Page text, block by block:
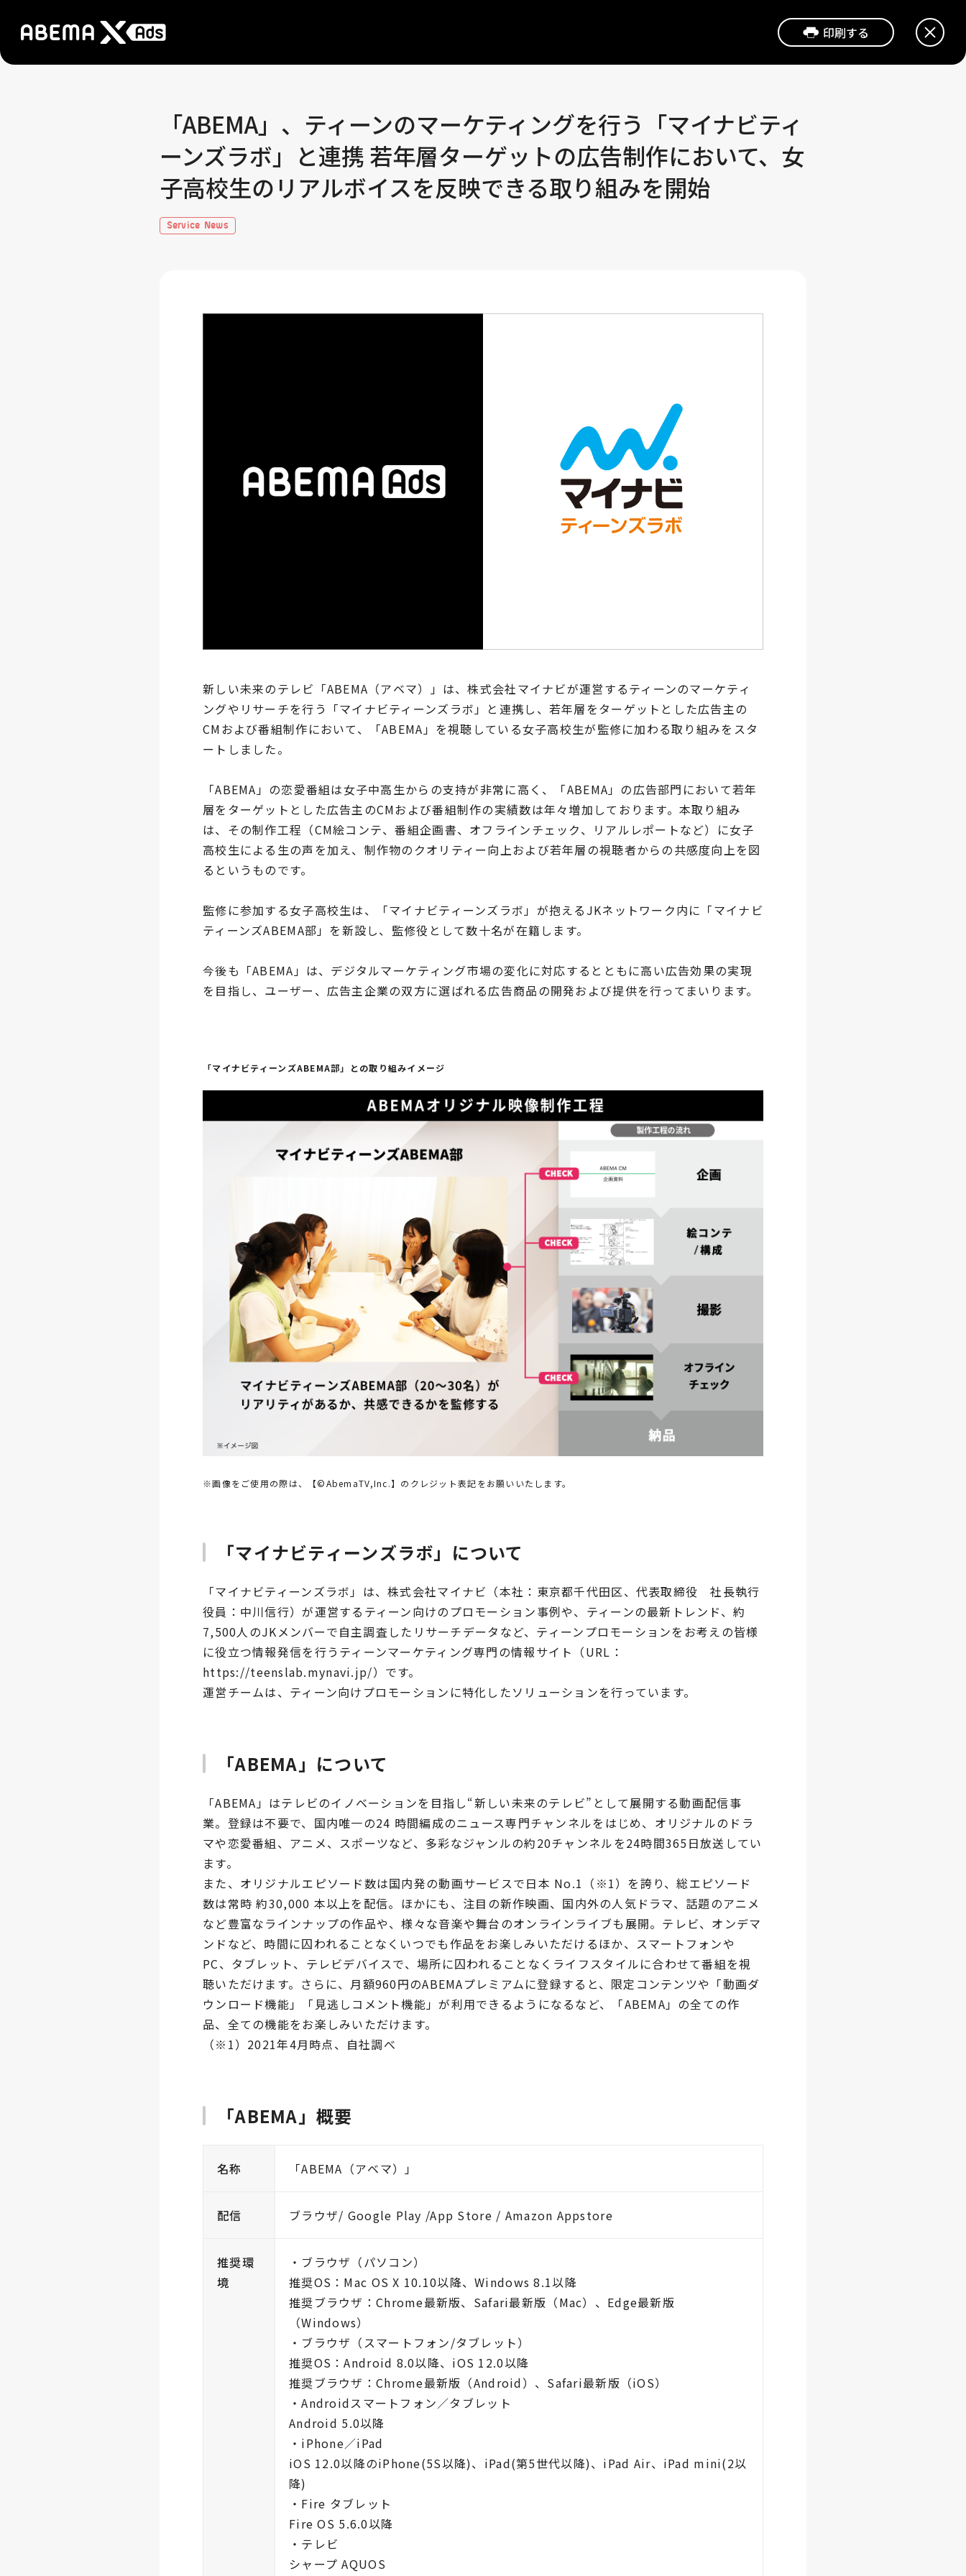
印刷する
「ABEMA」、ティーンのマーケティングを行う「マイナビティ
ーンズラボ」と連携 若年層ターゲットの広告制作において、女
子高校生のリアルボイスを反映できる取り組みを開始
Service News
新しい未来のテレビ「ABEMA（アベマ）」は、株式会社マイナビが運営するティーンのマーケティ
ングやリサーチを行う「マイナビティーンズラボ」と連携し、若年層をターゲットとした広告主の
CMおよび番組制作において、「ABEMA」を視聴している女子高校生が監修に加わる取り組みをスタ
ートしました。
「ABEMA」の恋愛番組は女子中高生からの支持が非常に高く、「ABEMA」の広告部門において若年
層をターゲットとした広告主のCMおよび番組制作の実績数は年々増加しております。本取り組み
は、その制作工程（CM絵コンテ、番組企画書、オフラインチェック、リアルレポートなど）に女子
高校生による生の声を加え、制作物のクオリティー向上および若年層の視聴者からの共感度向上を図
るというものです。
監修に参加する女子高校生は、「マイナビティーンズラボ」が抱えるJKネットワーク内に「マイナビ
ティーンズABEMA部」を新設し、監修役として数十名が在籍します。
今後も「ABEMA」は、デジタルマーケティング市場の変化に対応するとともに高い広告効果の実現
を目指し、ユーザー、広告主企業の双方に選ばれる広告商品の開発および提供を行ってまいります。
「マイナビティーンズABEMA部」との取り組みイメージ
※画像をご使用の際は、【©AbemaTV,Inc.】のクレジット表記をお願いいたします。
「マイナビティーンズラボ」について
「マイナビティーンズラボ」は、株式会社マイナビ（本社：東京都千代田区、代表取締役 社長執行
役員：中川信行）が運営するティーン向けのプロモーション事例や、ティーンの最新トレンド、約
7,500人のJKメンバーで自主調査したリサーチデータなど、ティーンプロモーションをお考えの皆様
に役立つ情報発信を行うティーンマーケティング専門の情報サイト（URL：
https://teenslab.mynavi.jp/）です。
運営チームは、ティーン向けプロモーションに特化したソリューションを行っています。
「ABEMA」について
「ABEMA」はテレビのイノベーションを目指し“新しい未来のテレビ”として展開する動画配信事
業。登録は不要で、国内唯一の24 時間編成のニュース専門チャンネルをはじめ、オリジナルのドラ
マや恋愛番組、アニメ、スポーツなど、多彩なジャンルの約20チャンネルを24時間365日放送してい
ます。
また、オリジナルエピソード数は国内発の動画サービスで日本 No.1（※1）を誇り、総エピソード
数は常時 約30,000 本以上を配信。ほかにも、注目の新作映画、国内外の人気ドラマ、話題のアニメ
など豊富なラインナップの作品や、様々な音楽や舞台のオンラインライブも展開。テレビ、オンデマ
ンドなど、時間に囚われることなくいつでも作品をお楽しみいただけるほか、スマートフォンや
PC、タブレット、テレビデバイスで、場所に囚われることなくライフスタイルに合わせて番組を視
聴いただけます。さらに、月額960円のABEMAプレミアムに登録すると、限定コンテンツや「動画ダ
ウンロード機能」「見逃しコメント機能」が利用できるようになるなど、「ABEMA」の全ての作
品、全ての機能をお楽しみいただけます。
（※1）2021年4月時点、自社調べ
「ABEMA」概要
名称 「ABEMA（アベマ）」
配信 ブラウザ/ Google Play /App Store / Amazon Appstore
推奨環
境
・ブラウザ（パソコン）
推奨OS：Mac OS X 10.10以降、Windows 8.1以降
推奨ブラウザ：Chrome最新版、Safari最新版（Mac）、Edge最新版
（Windows）
・ブラウザ（スマートフォン/タブレット）
推奨OS：Android 8.0以降、iOS 12.0以降
推奨ブラウザ：Chrome最新版（Android）、Safari最新版（iOS）
・Androidスマートフォン／タブレット
Android 5.0以降
・iPhone／iPad
iOS 12.0以降のiPhone(5S以降)、iPad(第5世代以降)、iPad Air、iPad mini(2以
降)
・Fire タブレット
Fire OS 5.6.0以降
・テレビ
シャープ AQUOS